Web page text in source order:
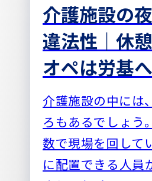
介護施設の
違法性｜休
オペは労基
介護施設の中には
ろもあるでしょう
数で現場を回して
に配置できる人員